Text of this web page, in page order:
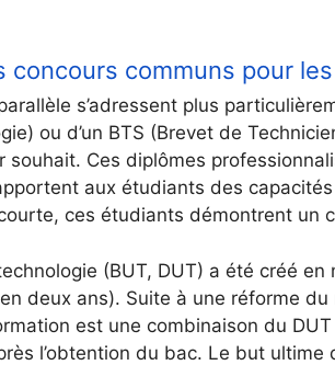
concours communs pour
s’adressent plus
ou d’un BTS (Brevet de
souhait. Ces diplômes
aux étudiants des
ces étudiants démontrent un
(BUT, DUT) a été créé en
deux ans). Suite à une réforme du
est une combinaison du
l’obtention du bac. Le but ultime